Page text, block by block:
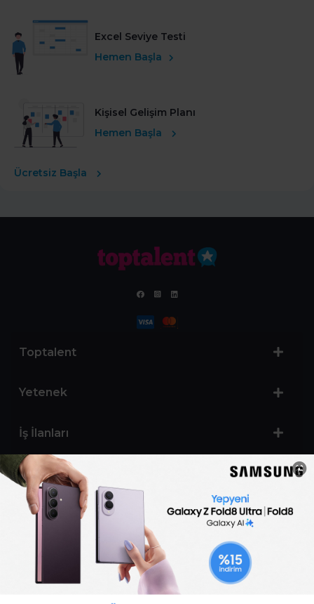
Excel Seviye Testi
Hemen Başla
Kişisel Gelişim Planı
Hemen Başla
Ücretsiz Başla
Toptalent
Yetenek
İş İlanları
Sertifika Programları
Yetenek Testleri